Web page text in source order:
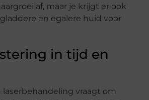
af, maar je krijgt er ook
en egalere huid voor
in tijd en
laserbehandeling vraagt om